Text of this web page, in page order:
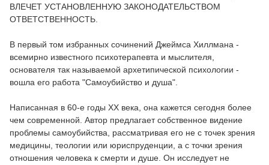
ВЛЕЧЕТ УСТАНОВЛЕННУЮ ЗАКОНОДАТЕЛЬСТВОМ
ОТВЕТСТВЕННОСТЬ.
В первый том избранных сочинений Джеймса Хиллмана -
всемирно известного психотерапевта и мыслителя,
основателя так называемой архетипической психологии -
вошла его работа "Самоубийство и душа".
Написанная в 60-е годы XX века, она кажется сегодня более
чем современной. Автор предлагает собственное видение
проблемы самоубийства, рассматривая его не с точек зрения
медицины, теологии или юриспруденции, а с точки зрения
отношения человека к смерти и душе. Он исследует не